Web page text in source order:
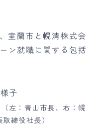
室蘭市と幌清株式会
ン就職に関する包括
左：青山市長、右：幌
締役社長）